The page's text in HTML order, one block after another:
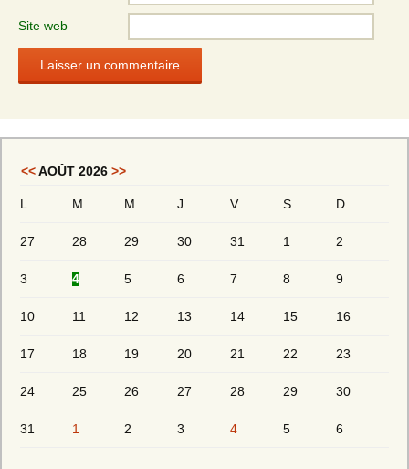
Site web
<<AOÛT 2026 >>
L M M J V S D
27 28 29 30 31 1 2
3 4 5 6 7 8 9
10 11 12 13 14 15 16
17 18 19 20 21 22 23
24 25 26 27 28 29 30
31 1 2 3 4 5 6